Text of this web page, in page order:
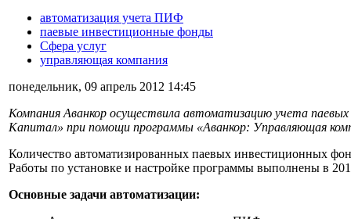
автоматизация учета ПИФ
паевые инвестиционные фонды
Сфера услуг
управляющая компания
понедельник, 09 апрель 2012 14:45
Компания Аванкор осуществила автоматизацию учета
Капитал» при помощи программы «Аванкор: Управляющая
Количество автоматизированных паевых инвестиционных
Работы по установке и настройке программы выполнены в
Основные задачи автоматизации: